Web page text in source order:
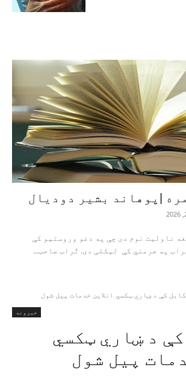
|پوهاند بشیر دودیال
ناولیت نوم دی چې په دغو وروستیو کې
په جرمني کې لیکلی دی. تُراب صاحب...